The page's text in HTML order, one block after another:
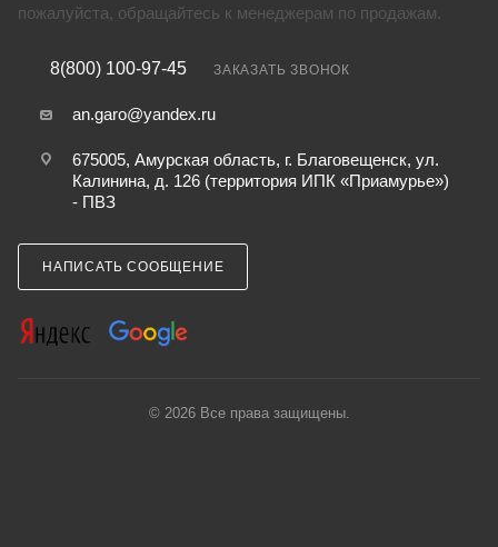
пожалуйста, обращайтесь к менеджерам по продажам.
8(800) 100-97-45 ЗАКАЗАТЬ ЗВОНОК
an.garo@yandex.ru
675005, Амурская область, г. Благовещенск, ул.
Калинина, д. 126 (территория ИПК «Приамурье»)
- ПВЗ
НАПИСАТЬ СООБЩЕНИЕ
© 2026 Все права защищены.